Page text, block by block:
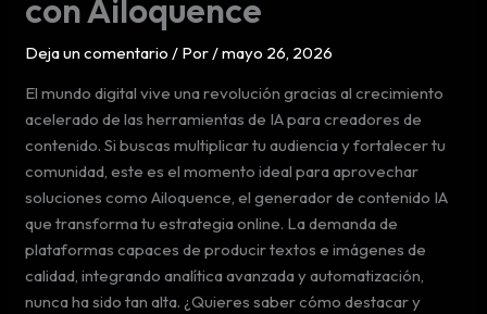
con Ailoquence
Deja un comentario / Por /mayo 26, 2026
El mundo digital vive una revolución gracias al crecimiento
acelerado de las herramientas de IA para creadores de
contenido. Si buscas multiplicar tu audiencia y fortalecer tu
comunidad, este es el momento ideal para aprovechar
soluciones como Ailoquence, el generador de contenido IA
que transforma tu estrategia online. La demanda de
plataformas capaces de producir textos e imágenes de
calidad, integrando analítica avanzada y automatización,
nunca ha sido tan alta. ¿Quieres saber cómo destacar y